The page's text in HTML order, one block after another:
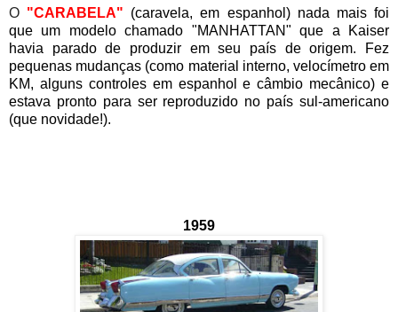
O "CARABELA" (caravela, em espanhol) nada mais foi
que um modelo chamado "MANHATTAN" que a Kaiser
havia parado de produzir em seu país de origem. Fez
pequenas mudanças (como material interno, velocímetro em
KM, alguns controles em espanhol e câmbio mecânico) e
estava pronto para ser reproduzido no país sul-americano
(que novidade!).
1959